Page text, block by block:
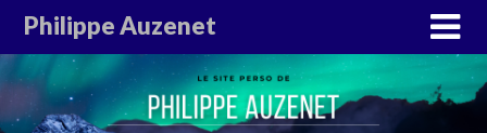
Philippe Auzenet